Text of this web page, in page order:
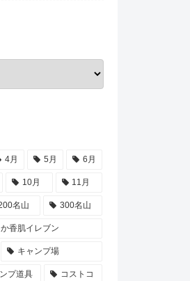
4月 5月 6月
10月 11月
名山 300名山
香肌イレブン
キャンプ場
プ道具 コストコ